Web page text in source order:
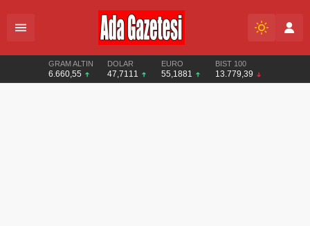
GRAM ALTIN
6.660,55
DOLAR
47,7111
EURO
55,1881
BIST 100
13.779,39